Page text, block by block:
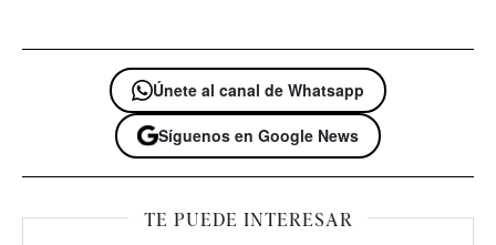
Únete al canal de Whatsapp
Síguenos en Google News
TE PUEDE INTERESAR